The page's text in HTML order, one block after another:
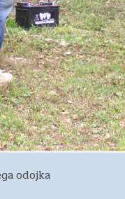
odojka